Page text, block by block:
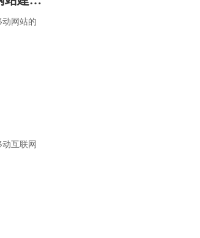
网站的
互联网